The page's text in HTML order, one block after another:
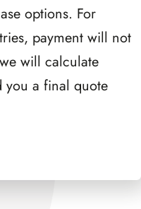
options. For
payment will not
will calculate
you a final quote